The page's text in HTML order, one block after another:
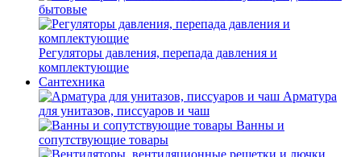
бытовые
Регуляторы давления, перепада давления и
комплектующие
Сантехника
Арматура
для унитазов, писсуаров и чаш
Ванны и
сопутствующие товары